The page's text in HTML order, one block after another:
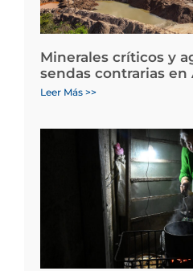
Minerales críticos y
sendas contrarias en
Leer Más >>